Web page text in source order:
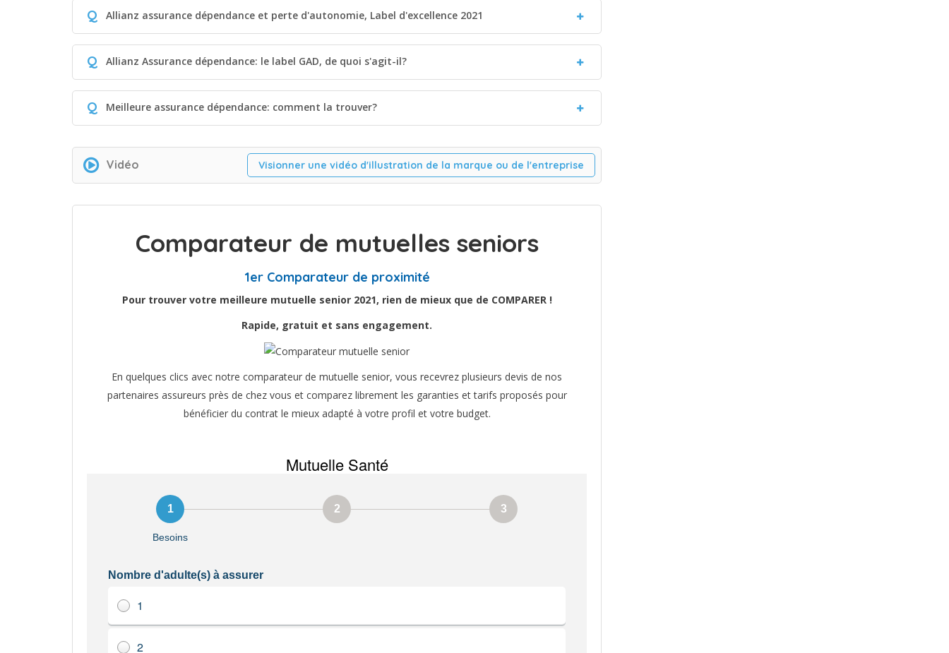
Q Allianz assurance dépendance et perte d'autonomie, Label d'excellence 2021
Q Allianz Assurance dépendance: le label GAD, de quoi s'agit-il?
Q Meilleure assurance dépendance: comment la trouver?
Vidéo Visionner une vidéo d'illustration de la marque ou de l'entreprise
Comparateur de mutuelles seniors
1er Comparateur de proximité
Pour trouver votre meilleure mutuelle senior 2021, rien de mieux que de COMPARER !
Rapide, gratuit et sans engagement.
En quelques clics avec notre comparateur de mutuelle senior, vous recevrez plusieurs devis de nos
partenaires assureurs près de chez vous et comparez librement les garanties et tarifs proposés pour
bénéficier du contrat le mieux adapté à votre profil et votre budget.